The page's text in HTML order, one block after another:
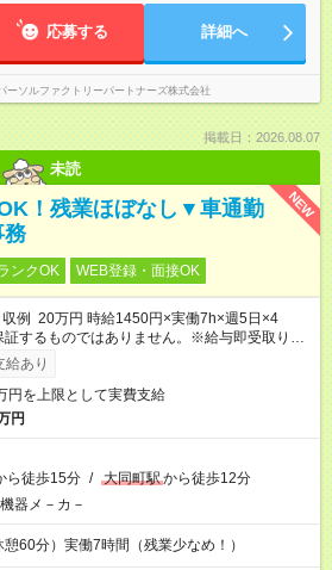
応募する 詳細へ
ーソルファクトリーパートナーズ株式会社
掲載日：2026.08.07
未読
NEW
！残業ほぼなし▼車通勤
務
ンクOK WEB登録・面接OK
例 20万円 時給1450円×実働7h×週5日×4
するものではありません。※給与即受取りサ
用条件有）
給あり
円を上限として実費支給
円
ら徒歩15分 / 大同町駅から徒歩12分
器メ－カ－
60分）実働7時間（残業少なめ！）